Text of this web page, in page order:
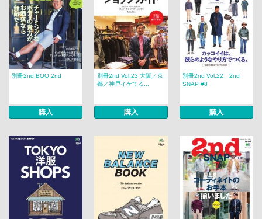
別冊2nd BOO 2nd
購入
別冊2nd Vol.23 大阪／京
都／神戸イケてる...
購入
別冊2nd Vol.22 2nd
SNAP #8
購入